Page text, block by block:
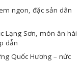
ngon, đặc sản dân
Lạng Sơn, món ăn hài
dẫn
Quốc Hương – nức